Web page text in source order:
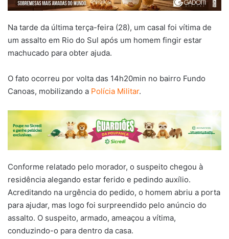
Na tarde da última terça-feira (28), um casal foi vítima de
um assalto em Rio do Sul após um homem fingir estar
machucado para obter ajuda.
O fato ocorreu por volta das 14h20min no bairro Fundo
Canoas, mobilizando a Polícia Militar.
Conforme relatado pelo morador, o suspeito chegou à
residência alegando estar ferido e pedindo auxílio.
Acreditando na urgência do pedido, o homem abriu a porta
para ajudar, mas logo foi surpreendido pelo anúncio do
assalto. O suspeito, armado, ameaçou a vítima,
conduzindo-o para dentro da casa.